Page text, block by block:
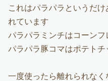
これはパラパラというだ
れています
パラパラミンチはコーンフ
パラパラ豚コマはポテト
一度使ったら離れられなく